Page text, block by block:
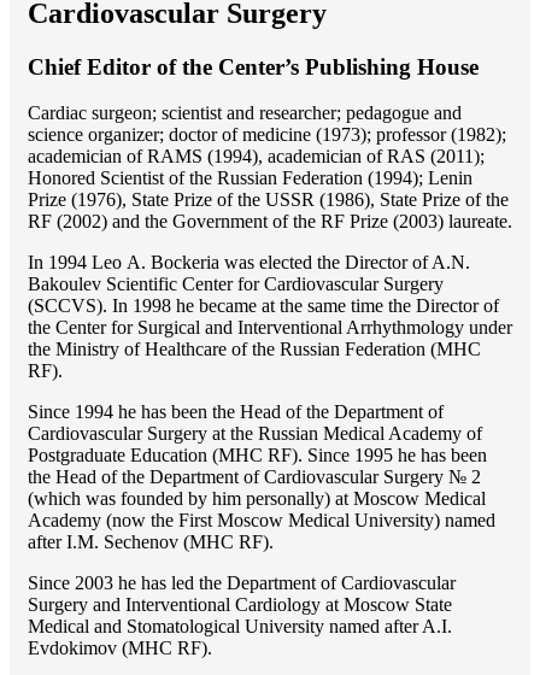
Cardiovascular Surgery
Chief Editor of the Center’s Publishing House
Cardiac surgeon; scientist and researcher; pedagogue and
science organizer; doctor of medicine (1973); professor (1982);
academician of RAMS (1994), academician of RAS (2011);
Honored Scientist of the Russian Federation (1994); Lenin
Prize (1976), State Prize of the USSR (1986), State Prize of the
RF (2002) and the Government of the RF Prize (2003) laureate.
In 1994 Lео A. Bockeria was elected the Director of A.N.
Bakoulev Scientific Center for Cardiovascular Surgery
(SCCVS). In 1998 he became at the same time the Director of
the Center for Surgical and Interventional Arrhythmology under
the Ministry of Healthcare of the Russian Federation (MHС
RF).
Since 1994 he has been the Head of the Department of
Cardiovascular Surgery at the Russian Medical Academy of
Postgraduate Education (MHC RF). Since 1995 he has been
the Head of the Department of Cardiovascular Surgery № 2
(which was founded by him personally) at Moscow Medical
Academy (now the First Moscow Medical University) named
after I.M. Sechenov (MHC RF).
Since 2003 he has led the Department of Cardiovascular
Surgery and Interventional Cardiology at Moscow State
Medical and Stomatological University named after A.I.
Evdokimov (MHC RF).